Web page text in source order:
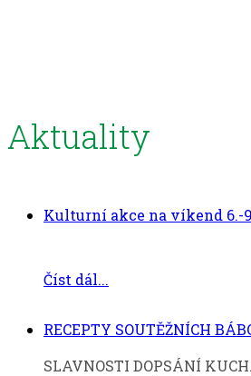
Aktuality
Kulturní akce na víkend 6.-
Číst dál...
RECEPTY SOUTĚŽNÍCH
SLAVNOSTI DOPSÁNÍ